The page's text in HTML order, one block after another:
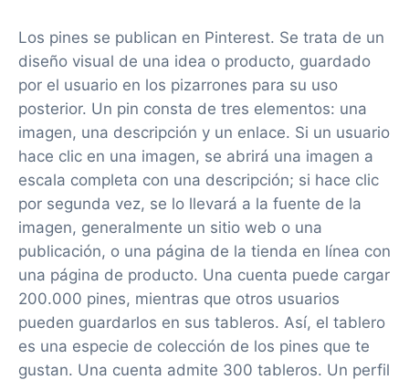
Los pines se publican en Pinterest. Se trata de un
diseño visual de una idea o producto, guardado
por el usuario en los pizarrones para su uso
posterior. Un pin consta de tres elementos: una
imagen, una descripción y un enlace. Si un usuario
hace clic en una imagen, se abrirá una imagen a
escala completa con una descripción; si hace clic
por segunda vez, se lo llevará a la fuente de la
imagen, generalmente un sitio web o una
publicación, o una página de la tienda en línea con
una página de producto. Una cuenta puede cargar
200.000 pines, mientras que otros usuarios
pueden guardarlos en sus tableros. Así, el tablero
es una especie de colección de los pines que te
gustan. Una cuenta admite 300 tableros. Un perfil